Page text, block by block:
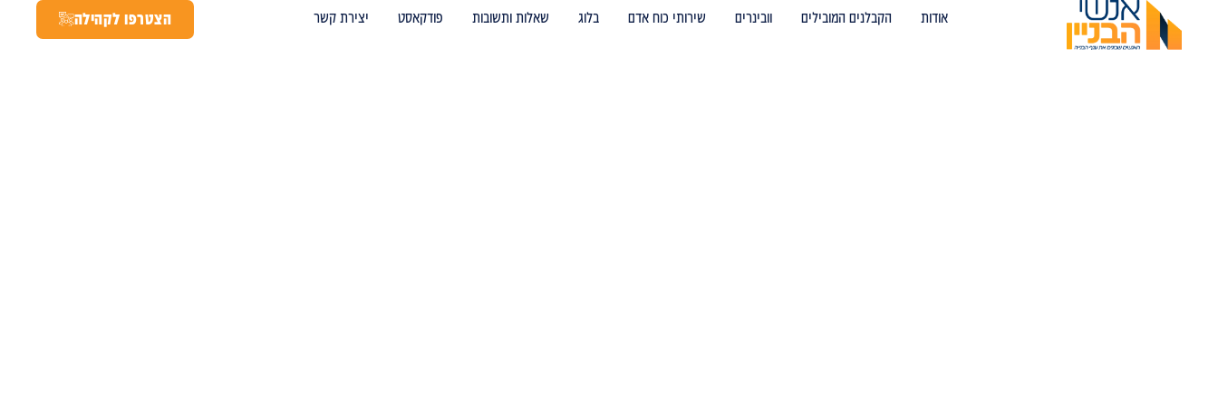
אודות הקבלנים המובילים וובינרים שירותי כוח אדם בלוג שאלות ותשובות פודקאסט יצירת קשר הצטרפו לקהילה